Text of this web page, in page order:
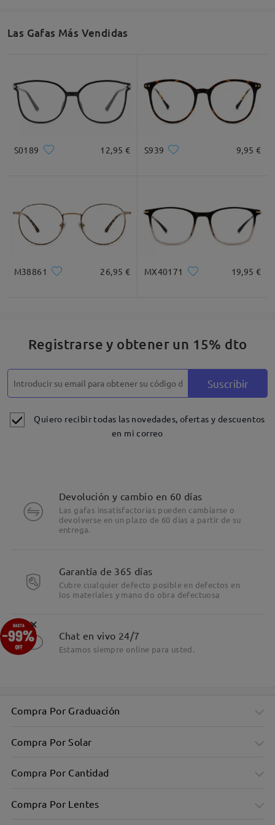
Deje su comentario
Las Gafas Más Vendidas
S0189 12,95 € S939 9,95 €
M38861 26,95 € MX40171 19,95 €
Registrarse y obtener un 15% dto
Suscribir
Quiero recibir todas las novedades, ofertas y descuentos
en mi correo
Devolución y cambio en 60 días
Las gafas insatisfactorias pueden cambiarse o
devolverse en un plazo de 60 días a partir de su
entrega.
Garantía de 365 días
Cubre cualquier defecto posible en defectos en
los materiales y mano do obra defectuosa
Chat en vivo 24/7
Estamos siempre online para usted.
Compra Por Graduación
Compra Por Solar
Compra Por Cantidad
Compra Por Lentes
×